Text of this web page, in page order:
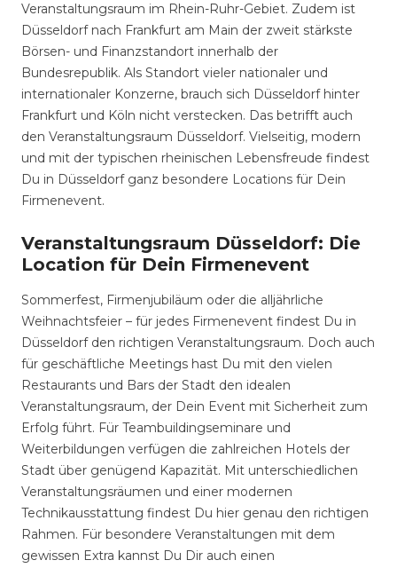
Veranstaltungsraum im Rhein-Ruhr-Gebiet. Zudem ist
Düsseldorf nach Frankfurt am Main der zweit stärkste
Börsen- und Finanzstandort innerhalb der
Bundesrepublik. Als Standort vieler nationaler und
internationaler Konzerne, brauch sich Düsseldorf hinter
Frankfurt und Köln nicht verstecken. Das betrifft auch
den Veranstaltungsraum Düsseldorf. Vielseitig, modern
und mit der typischen rheinischen Lebensfreude findest
Du in Düsseldorf ganz besondere Locations für Dein
Firmenevent.
Veranstaltungsraum Düsseldorf: Die
Location für Dein Firmenevent
Sommerfest, Firmenjubiläum oder die alljährliche
Weihnachtsfeier – für jedes Firmenevent findest Du in
Düsseldorf den richtigen Veranstaltungsraum. Doch auch
für geschäftliche Meetings hast Du mit den vielen
Restaurants und Bars der Stadt den idealen
Veranstaltungsraum, der Dein Event mit Sicherheit zum
Erfolg führt. Für Teambuildingseminare und
Weiterbildungen verfügen die zahlreichen Hotels der
Stadt über genügend Kapazität. Mit unterschiedlichen
Veranstaltungsräumen und einer modernen
Technikausstattung findest Du hier genau den richtigen
Rahmen. Für besondere Veranstaltungen mit dem
gewissen Extra kannst Du Dir auch einen